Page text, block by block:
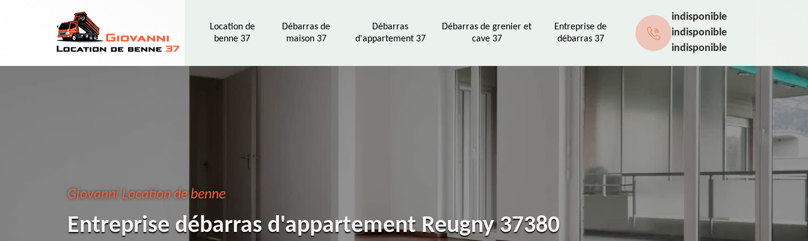
Location de
benne 37
Débarras de
maison 37
Débarras
d'appartement 37
Débarras de grenier et
cave 37
Entreprise de
débarras 37
indisponible
indisponible
indisponible
Giovanni Location de benne
Entreprise débarras d'appartement Reugny 37380